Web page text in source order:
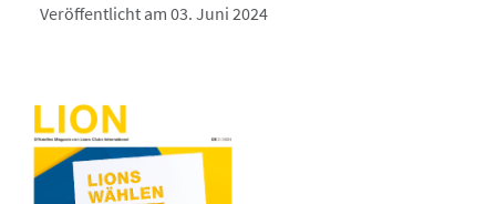
Veröffentlicht am 03. Juni 2024